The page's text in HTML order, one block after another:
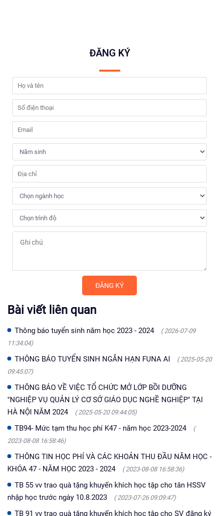
ĐĂNG KÝ
Bài viết liên quan
Thông báo tuyển sinh năm học 2023 - 2024
( 2026-07-09
11:34:04)
THÔNG BÁO TUYỂN SINH NGẮN HẠN FUNA AI
( 2025-05-20
09:45:07)
THÔNG BÁO VỀ VIỆC TỔ CHỨC MỞ LỚP BỒI DƯỠNG
"NGHIỆP VỤ QUẢN LÝ CƠ SỞ GIÁO DỤC NGHỀ NGHIỆP" TẠI
HÀ NỘI NĂM 2024
( 2025-05-20 09:44:05)
TB94- Mức tạm thu học phí K47 - năm học 2023-2024
(
2023-08-08 16:58:46)
THÔNG TIN HỌC PHÍ VÀ CÁC KHOẢN THU ĐẦU NĂM HỌC -
KHÓA 47 - NĂM HỌC 2023 - 2024
( 2023-08-08 16:58:36)
TB 55 vv trao quà tặng khuyến khích học tập cho tân HSSV
nhập học trước ngày 10.8.2023
( 2023-07-26 09:09:47)
TB 91 vv trao quà tặng khuyến khích học tập cho SV đăng ký